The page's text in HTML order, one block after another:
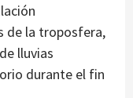
de la troposfera,
lluvias
durante el fin